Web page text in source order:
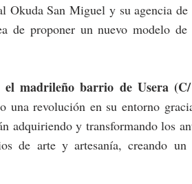
Okuda San Miguel y su agencia
de proponer un nuevo modelo
el madrileño barrio de Usera
una revolución en su entorno
adquiriendo y transformando los
de arte y artesanía, creando